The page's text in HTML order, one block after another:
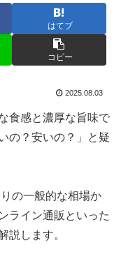
はてブ
コピー
2025.08.03
食感と濃厚な旨味で
の？安いの？」と疑
の一般的な相場か
ライン通販といった
説します。